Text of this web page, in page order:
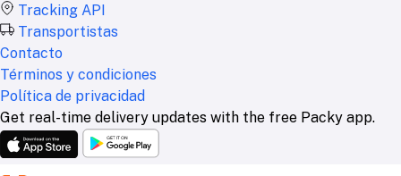
Tracking API
Transportistas
Contacto
Términos y condiciones
Política de privacidad
Get real-time delivery updates with the free Packy app.